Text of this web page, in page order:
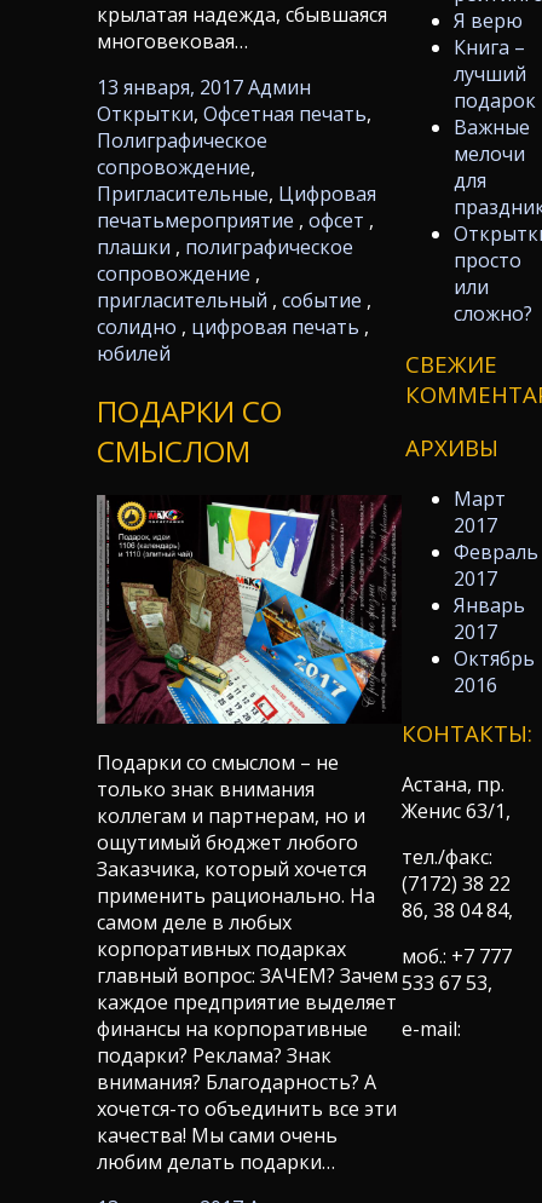
Я верю
Книга –
лучший
подарок
Важные
мелочи
для
просто
или
сложно?
СВЕЖИЕ
АРХИВЫ
Март
2017
Февраль
2017
Январь
2017
Октябрь
2016
крылатая надежда, сбывшаяся
многовековая…
13 января, 2017 Админ
Открытки, Офсетная печать,
Полиграфическое
сопровождение,
Пригласительные, Цифровая
печатьмероприятие , офсет ,
плашки , полиграфическое
сопровождение ,
пригласительный , событие ,
солидно , цифровая печать ,
юбилей
ПОДАРКИ СО
СМЫСЛОМ
Подарки со смыслом – не
только знак внимания
коллегам и партнерам, но и
ощутимый бюджет любого
Заказчика, который хочется
применить рационально. На
самом деле в любых
корпоративных подарках
главный вопрос: ЗАЧЕМ? Зачем
каждое предприятие выделяет
финансы на корпоративные
подарки? Реклама? Знак
внимания? Благодарность? А
хочется-то объединить все эти
качества! Мы сами очень
любим делать подарки…
КОНТАКТЫ:
Астана, пр.
Женис 63/1,
тел./факс:
(7172) 38 22
86, 38 04 84,
моб.: +7 777
533 67 53,
e-mail: